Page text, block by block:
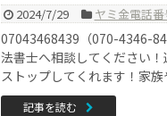
2024/7/29 ヤミ金電話
07043468439（070-4346-
法書士へ相談してください
ストップしてくれます！家族
記事を読む